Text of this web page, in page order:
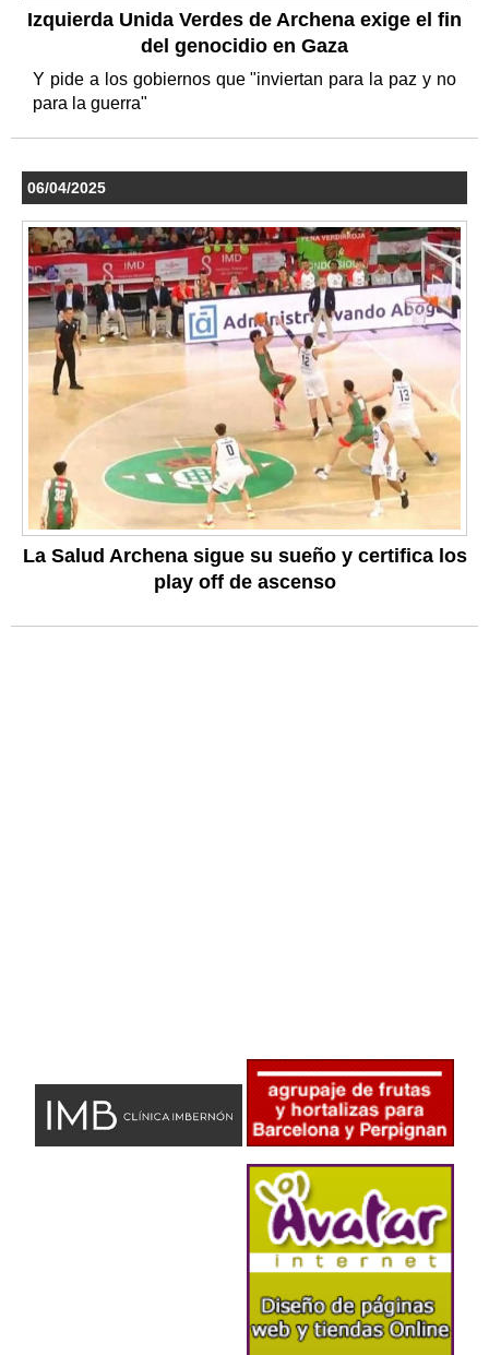
Izquierda Unida Verdes de Archena exige el fin
del genocidio en Gaza
Y pide a los gobiernos que "inviertan para la paz y no
para la guerra"
06/04/2025
La Salud Archena sigue su sueño y certifica los
play off de ascenso